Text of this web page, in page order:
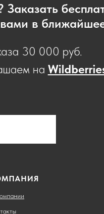
в
30 000 руб.
на